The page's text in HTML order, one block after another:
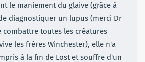
le maniement du glaive (grâce à
diagnostiquer un lupus (merci Dr
combattre toutes les créatures
les frères Winchester), elle n'a
à la fin de Lost et souffre d'un